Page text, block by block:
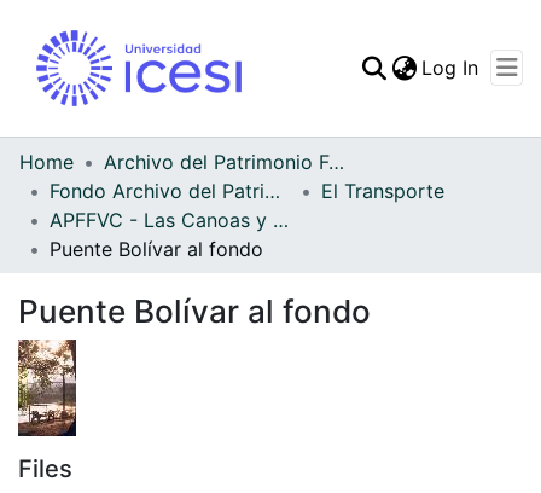
Statistics
Log In
Home
Archivo del Patrimonio Fotográfico y Fílmico del Valle del Cauca
Fondo Archivo del Patrimonio Fotográfico y Fílmico del Valle del Cauca
El Transporte
APFFVC - Las Canoas y Balsas - Patrimonial
Puente Bolívar al fondo
Puente Bolívar al fondo
Files